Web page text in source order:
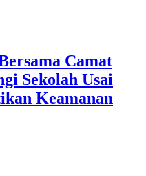
Camat
Sekolah Usai
Keamanan